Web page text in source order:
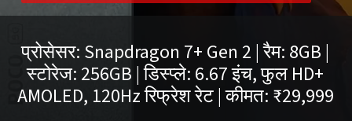
प्रोसेसर: Snapdragon 7+ Gen 2 | रैम: 8GB |
स्टोरेज: 256GB | डिस्प्ले: 6.67 इंच, फुल HD+
AMOLED, 120Hz रिफ्रेश रेट | कीमत: ₹29,999